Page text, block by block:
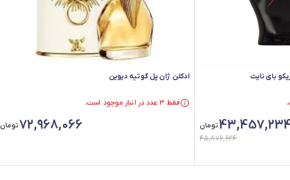
بای نایت
تومان
45,876,624
ادکلن ژان پل گوتیه دیوین
فقط ۳ عدد در انبار موجود است.
72,968,066تومان